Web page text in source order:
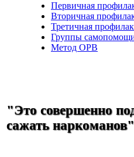
Первичная
Вторичная
Третичная
Группы
Метод ОРВ
"Это совершенно
сажать наркоманов"